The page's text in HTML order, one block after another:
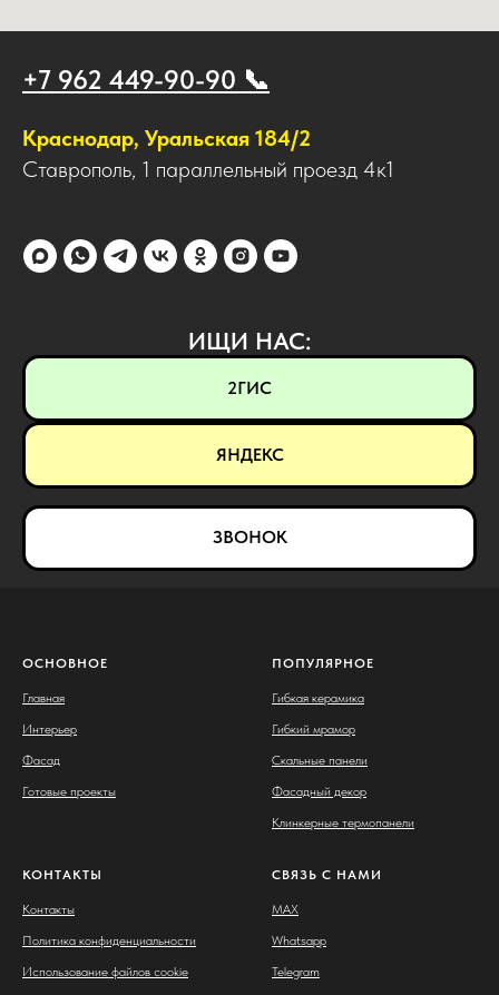
+7 962 449-90-90 📞
Краснодар, Уральская 184/2
Ставрополь, 1 параллельный проезд 4к1
ИЩИ НАС:
2ГИС
ЯНДЕКС
ЗВОНОК
ОСНОВНОЕ
Главная
Интерьер
Фасад
Готовые проекты
ПОПУЛЯРНОЕ
Гибкая керамика
Гибкий мрамор
Скальные панели
Фасадный декор
Клинкерные термопанели
КОНТАКТЫ
Контакты
Политика конфиденциальности
Использование файлов cookie
СВЯЗЬ С НАМИ
MAX
Whatsapp
Telegram